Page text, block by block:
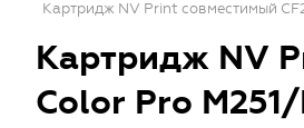
Картридж NV Print совместимый
Картридж NV
Color Pro